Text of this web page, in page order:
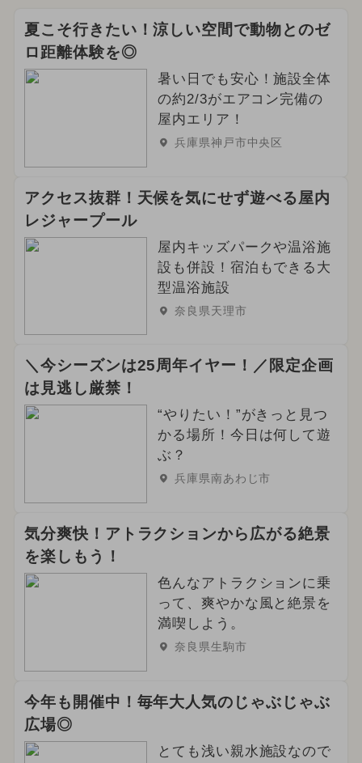
夏こそ行きたい！涼しい空間で動物とのゼ
ロ距離体験を◎
暑い日でも安心！施設全体
の約2/3がエアコン完備の
屋内エリア！
兵庫県神戸市中央区
アクセス抜群！天候を気にせず遊べる屋内
レジャープール
屋内キッズパークや温浴施
設も併設！宿泊もできる大
型温浴施設
奈良県天理市
＼今シーズンは25周年イヤー！／限定企画
は見逃し厳禁！
“やりたい！”がきっと見つ
かる場所！今日は何して遊
ぶ？
兵庫県南あわじ市
気分爽快！アトラクションから広がる絶景
を楽しもう！
色んなアトラクションに乗
って、爽やかな風と絶景を
満喫しよう。
奈良県生駒市
今年も開催中！毎年大人気のじゃぶじゃぶ
広場◎
とても浅い親水施設なので